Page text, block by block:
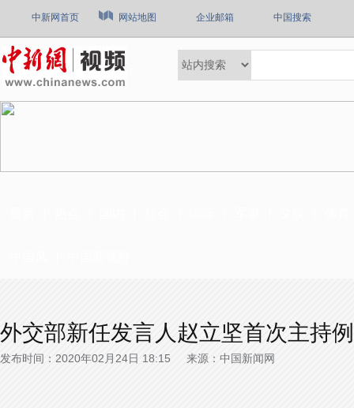
中新网首页 网站地图 企业邮箱 中国搜索
外交部新任发言人赵立坚首次主持
发布时间：2020年02月24日 18:15 来源：中国新闻网